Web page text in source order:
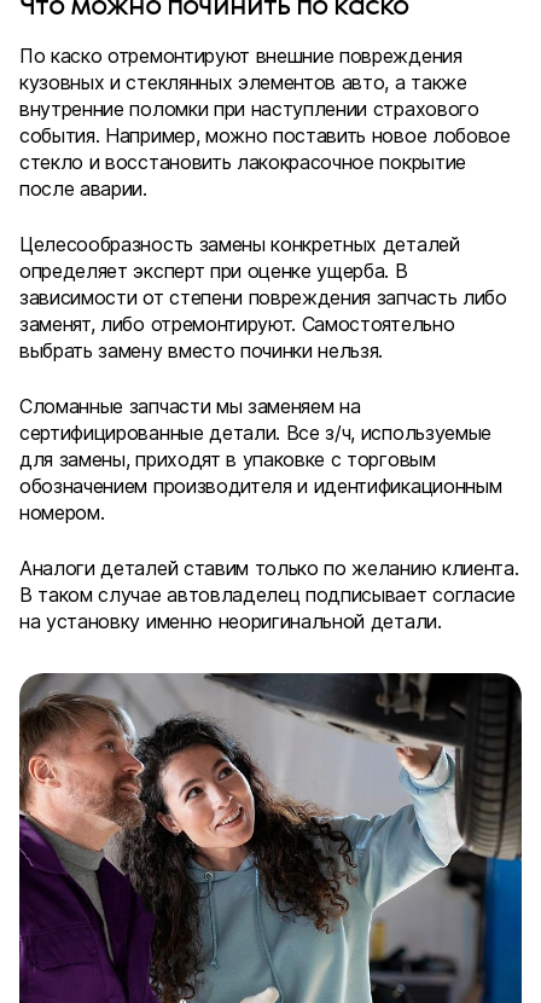
По каско отремонтируют внешние повреждения
кузовных и стеклянных элементов авто, а также
внутренние поломки при наступлении страхового
события. Например, можно поставить новое лобовое
стекло и восстановить лакокрасочное покрытие
после аварии.
Целесообразность замены конкретных деталей
определяет эксперт при оценке ущерба. В
зависимости от степени повреждения запчасть либо
заменят, либо отремонтируют. Самостоятельно
выбрать замену вместо починки нельзя.
Сломанные запчасти мы заменяем на
сертифицированные детали. Все з/ч, используемые
для замены, приходят в упаковке с торговым
обозначением производителя и идентификационным
номером.
Аналоги деталей ставим только по желанию клиента.
В таком случае автовладелец подписывает согласие
на установку именно неоригинальной детали.